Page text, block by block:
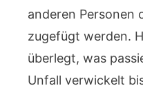
anderen Personen
zugefügt werden.
überlegt, was
Unfall verwickelt